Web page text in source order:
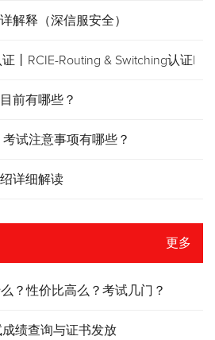
解释（深信服安全）
丨RCIE-Routing & Switching认证|
前有哪些？
试注意事项有哪些？
详细解读
更多
？性价比高么？考试几门？
成绩查询与证书发放